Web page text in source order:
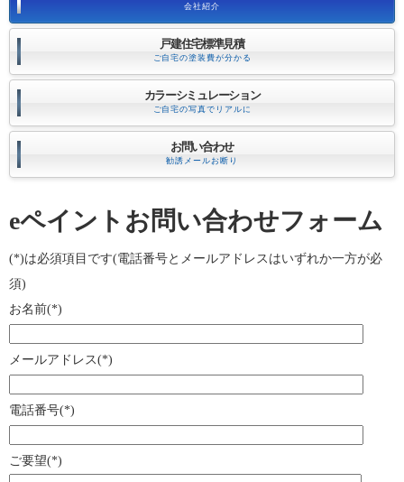
会社紹介
戸建住宅標準見積
ご自宅の塗装費が分かる
カラーシミュレーション
ご自宅の写真でリアルに
お問い合わせ
勧誘メールお断り
eペイントお問い合わせフォーム
(*)は必須項目です(電話番号とメールアドレスはいずれか一方が必
須)
お名前(*)
メールアドレス(*)
電話番号(*)
ご要望(*)